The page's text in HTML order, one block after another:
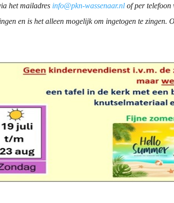
het mailadres info@pkn-wassenaar.nl of per telefoon
en is het alleen mogelijk om ingetogen te zingen.